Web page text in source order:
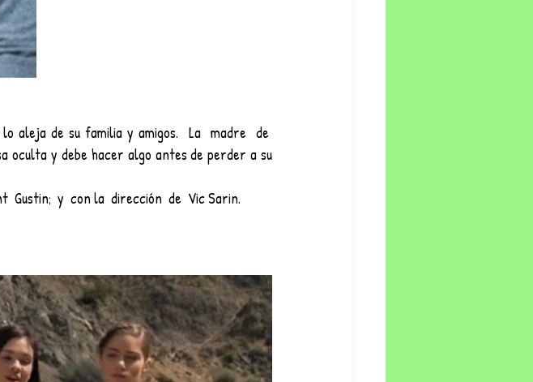
aleja de su familia y amigos.  La  madre  de
oculta y debe hacer algo antes de perder a su
Gustin;  y  con la  dirección  de  Vic Sarin.